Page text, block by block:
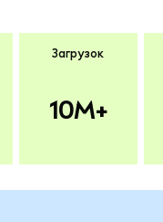
Загрузок
10M+